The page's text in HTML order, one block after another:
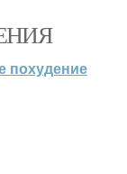
похудение